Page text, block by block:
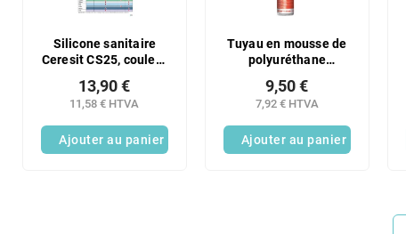
Silicone sanitaire
Ceresit CS25, couleur
11,58 € HTVA
13,90 €
Ajouter au panier
Tuyau en mousse de
polyuréthane
ml
7,92 € HTVA
9,50 €
Ajouter au panier